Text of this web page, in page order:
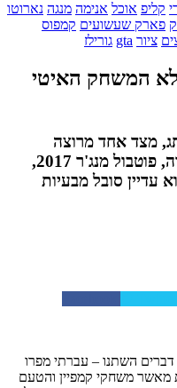
קליפ אוכל אנימה מנגה נארוטו
פארק שעשועים קמפוס
ציור gta גורילז
2017 – כבר לא המשחק האיטי
מצד אחד מרוצה
מהעבודה שהמשחק האחרון בסדרה, פוטבול מנג'ר 2017,
עדיין סובל מבעיות
השתנו – עברתי מפרו
משחקי קמפיין והטעם